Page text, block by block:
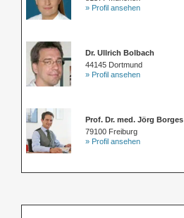
» Profil ansehen
Dr. Ullrich Bolbach
44145 Dortmund
» Profil ansehen
Prof. Dr. med. Jörg Borges
79100 Freiburg
» Profil ansehen